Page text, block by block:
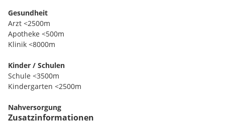
**Highlights:**
Binderunterkante 8,50 m
Lagerguthöhe 7,50 m
Beleuchteter Werbepylon Höhe 16 m
Individualisierbare Bauausstattung nach Rücksprache
Flexibel erweiterbare Photovoltaikanlage
E-Ladestellplätze
Gesundheit
Arzt <2500m
Apotheke <500m
Klinik <8000m
Kinder / Schulen
Schule <3500m
Kindergarten <2500m
Nahversorgung
Supermarkt <1000m
Zusatzinformationen